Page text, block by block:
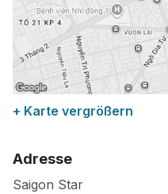
+ Karte vergrößern
Adresse
Saigon Star